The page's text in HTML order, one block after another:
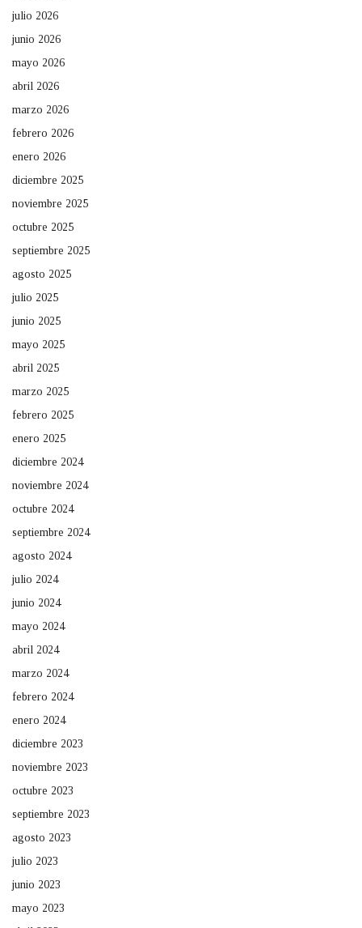
julio 2026
junio 2026
mayo 2026
abril 2026
marzo 2026
febrero 2026
enero 2026
diciembre 2025
noviembre 2025
octubre 2025
septiembre 2025
agosto 2025
julio 2025
junio 2025
mayo 2025
abril 2025
marzo 2025
febrero 2025
enero 2025
diciembre 2024
noviembre 2024
octubre 2024
septiembre 2024
agosto 2024
julio 2024
junio 2024
mayo 2024
abril 2024
marzo 2024
febrero 2024
enero 2024
diciembre 2023
noviembre 2023
octubre 2023
septiembre 2023
agosto 2023
julio 2023
junio 2023
mayo 2023